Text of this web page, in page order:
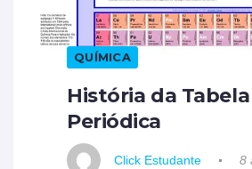
QUÍMICA
História da Tabela
Periódica
Click Estudante
8